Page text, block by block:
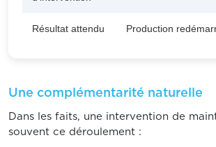
Résultat attendu Production
Une complémentarité naturelle
Dans les faits, une intervention de
souvent ce déroulement :